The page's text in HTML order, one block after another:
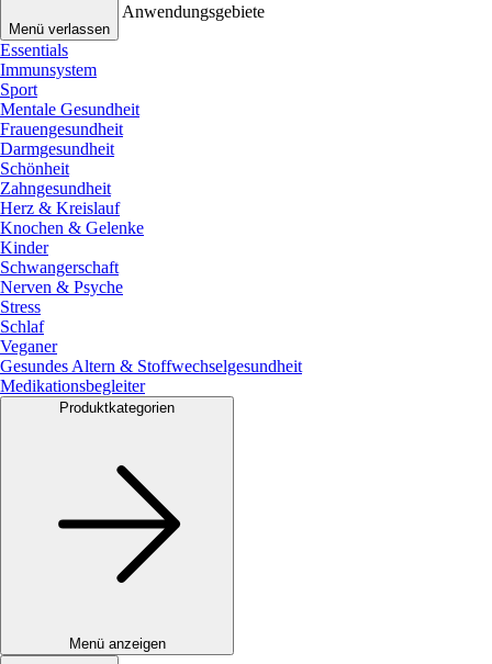
Menü verlassen
Anwendungsgebiete
Essentials
Immunsystem
Sport
Mentale Gesundheit
Frauengesundheit
Darmgesundheit
Schönheit
Zahngesundheit
Herz & Kreislauf
Knochen & Gelenke
Kinder
Schwangerschaft
Nerven & Psyche
Stress
Schlaf
Veganer
Gesundes Altern & Stoffwechselgesundheit
Medikationsbegleiter
Produktkategorien
Menü anzeigen